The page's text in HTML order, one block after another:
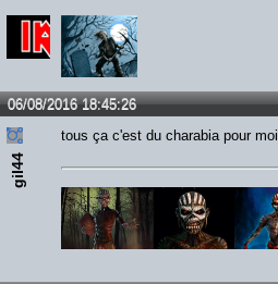
06/08/2016 18:45:26
gil44
tous ça c'est du charabia pour moi